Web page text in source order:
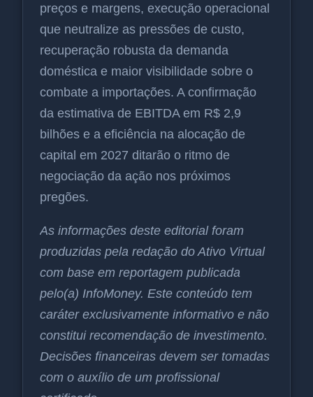
preços e margens, execução operacional
que neutralize as pressões de custo,
recuperação robusta da demanda
doméstica e maior visibilidade sobre o
combate a importações. A confirmação
da estimativa de EBITDA em R$ 2,9
bilhões e a eficiência na alocação de
capital em 2027 ditarão o ritmo de
negociação da ação nos próximos
pregões.
As informações deste editorial foram
produzidas pela redação do Ativo Virtual
com base em reportagem publicada
pelo(a) InfoMoney. Este conteúdo tem
caráter exclusivamente informativo e não
constitui recomendação de investimento.
Decisões financeiras devem ser tomadas
com o auxílio de um profissional